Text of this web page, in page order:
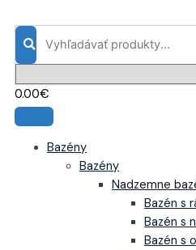
na
obsah
0.00€
Bazény
Bazény
Nadzemne
Bazén s
Bazén s
Bazén s
ADHÉZNY
MOSTÍK
PROFI
ALF
PR50
5kg